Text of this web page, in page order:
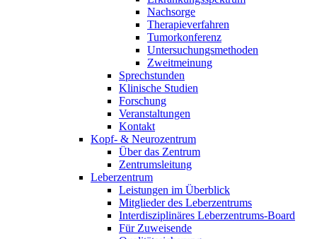
Nachsorge
Therapieverfahren
Tumorkonferenz
Untersuchungsmethoden
Zweitmeinung
Sprechstunden
Klinische Studien
Forschung
Veranstaltungen
Kontakt
Kopf- & Neurozentrum
Über das Zentrum
Zentrumsleitung
Leberzentrum
Leistungen im Überblick
Mitglieder des Leberzentrums
Interdisziplinäres Leberzentrums-Board
Für Zuweisende